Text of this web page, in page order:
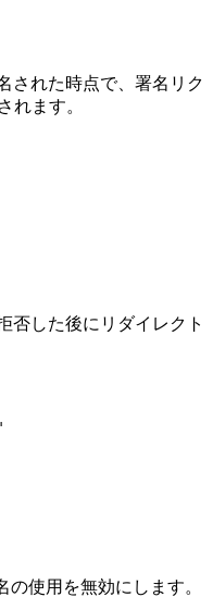
された時点で、署名リク
れます。
否した後にリダイレクト
使用を無効にします。